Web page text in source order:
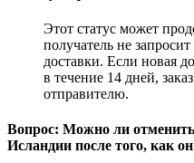
Этот статус может
получатель не
доставки. Если новая
в течение 14 дней,
отправителю.
Вопрос: Можно ли отменить
Исландии после того, как